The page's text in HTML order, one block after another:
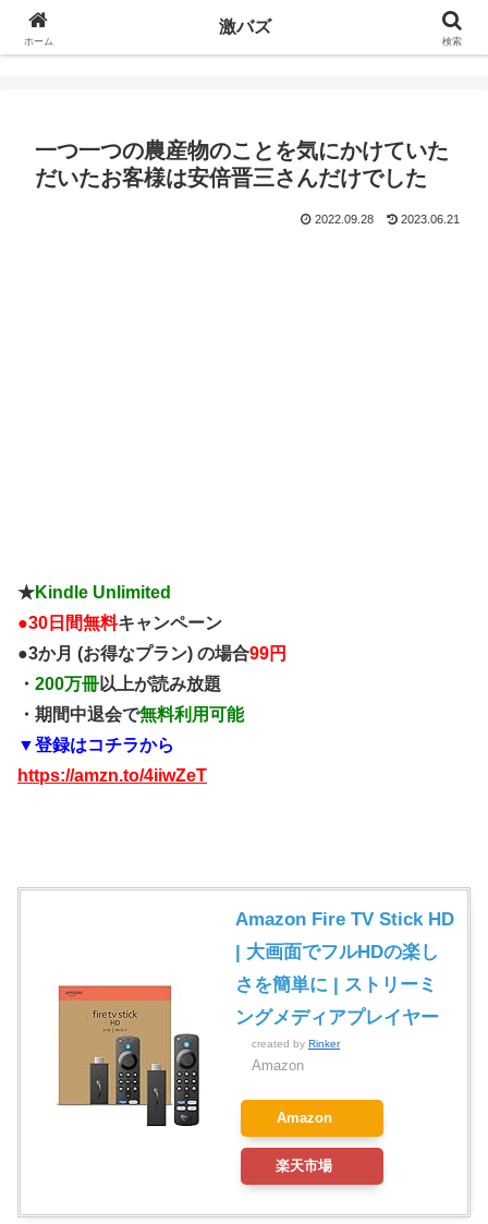
一つ一つの農産物のことを気にかけていた
だいたお客様は安倍晋三さんだけでした
2022.09.28 2023.06.21
★Kindle Unlimited
●30日間無料キャンペーン
●3か月 (お得なプラン) の場合99円
・ 200万冊以上が読み放題
・期間中退会で無料利用可能
▼登録はコチラから
https://amzn.to/4iiwZeT
Amazon Fire TV Stick HD
| 大画面でフルHDの楽し
さを簡単に | ストリーミ
ングメディアプレイヤー
created by Rinker
Amazon
Amazon
楽天市場
ホーム
激バズ
検索